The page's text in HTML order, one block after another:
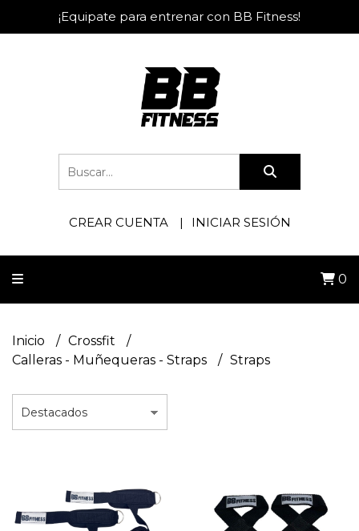
¡Equipate para entrenar con BB Fitness!
CREAR CUENTA INICIAR SESIÓN
0
Inicio
Crossfit
Calleras - Muñequeras - Straps
Straps